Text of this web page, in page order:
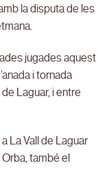
la disputa de les
jugades aquest
i tornada
Laguar, i entre
La Vall de Laguar
també el